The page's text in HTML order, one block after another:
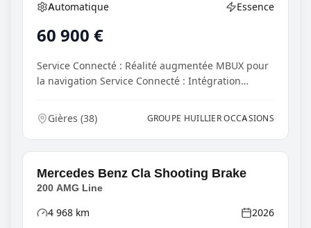
Boîte de vitesses
Automatique Type d'énergie
Essence
60 900 €
Service Connecté : Réalité augmentée MBUX pour
la navigation Service Connecté : Intégration
Gières (38) GROUPE HUILLIER OCCASIONS
Mercedes Benz Cla Shooting Brake
200 AMG Line
Kilométrage
4 968 km Année
2026